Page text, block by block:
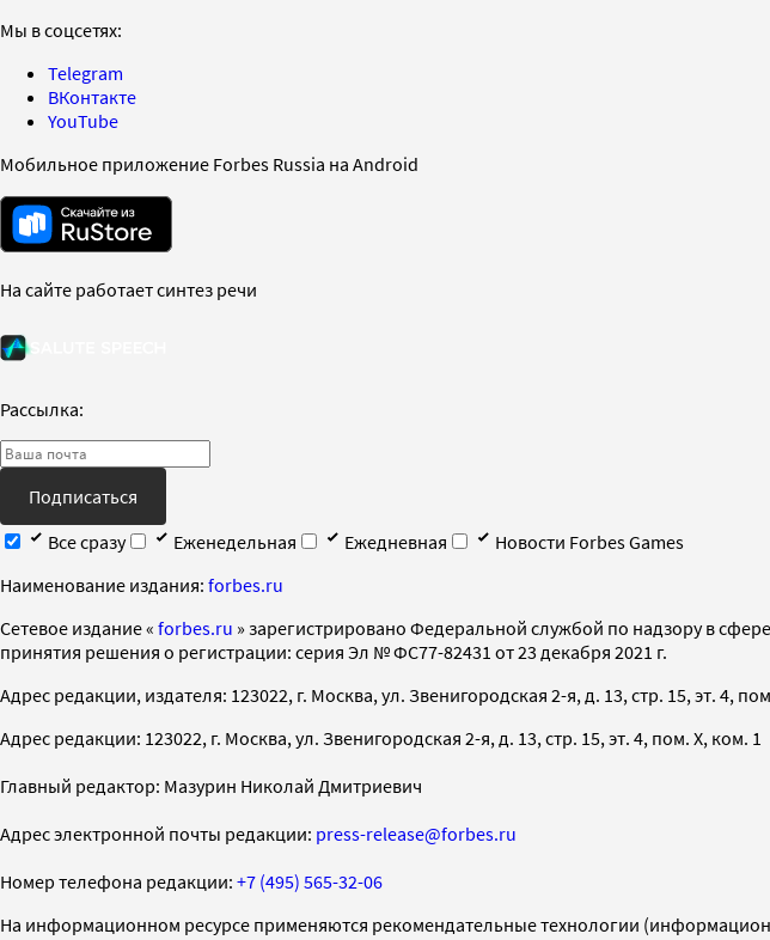
Мы в соцсетях:
Telegram
ВКонтакте
YouTube
Мобильное приложение Forbes Russia на Android
На сайте работает синтез речи
Рассылка:
Подписаться
Все сразу
Еженедельная Ежедневная
Новости Forbes Games
Наименование издания: forbes.ru
Cетевое издание « forbes.ru » зарегистрировано Федеральной службой по надзору в
принятия решения о регистрации: серия Эл № ФС77-82431 от 23 декабря 2021 г.
Адрес редакции, издателя: 123022, г. Москва, ул. Звенигородская 2-я, д. 13, стр. 15, эт. 4,
Адрес редакции: 123022, г. Москва, ул. Звенигородская 2-я, д. 13, стр. 15, эт. 4, пом. X, ком. 1
Главный редактор: Мазурин Николай Дмитриевич
Адрес электронной почты редакции: press-release@forbes.ru
Номер телефона редакции: +7 (495) 565-32-06
На информационном ресурсе применяются рекомендательные технологии